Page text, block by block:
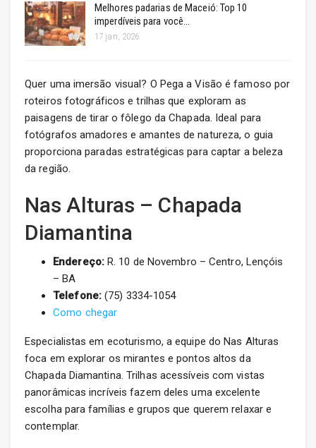
Melhores padarias de Maceió: Top 10
imperdíveis para você…
17 jan, 2026
Quer uma imersão visual? O Pega a Visão é famoso por
roteiros fotográficos e trilhas que exploram as
paisagens de tirar o fôlego da Chapada. Ideal para
fotógrafos amadores e amantes de natureza, o guia
proporciona paradas estratégicas para captar a beleza
da região.
Nas Alturas – Chapada
Diamantina
Endereço:R. 10 de Novembro – Centro, Lençóis
– BA
Telefone:(75) 3334-1054
Como chegar
Especialistas em ecoturismo, a equipe do Nas Alturas
foca em explorar os mirantes e pontos altos da
Chapada Diamantina. Trilhas acessíveis com vistas
panorâmicas incríveis fazem deles uma excelente
escolha para famílias e grupos que querem relaxar e
contemplar.